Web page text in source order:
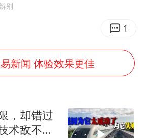
佛得角门将亮相智利俱乐部主场
首次证实！“胶球”存在
民警发现救助的拾荒老人是逃犯
27岁女子成组织卖淫集团主犯被通缉
法国将禁止“未经同意的电话营销”
别
1
新闻 体验效果更佳
，却错过
术敌不过